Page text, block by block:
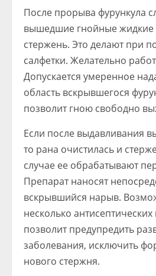
После прорыва фурункула
вышедшие гнойные жидкие
стержень. Это делают при
салфетки. Желательно
Допускается умеренное
область вскрывшегося
позволит гною свободно
Если после выдавливания
то рана очистилась и
случае ее обрабатывают
Препарат наносят
вскрывшийся нарыв.
несколько
позволит предупредить
заболевания, исключить
нового стержня.